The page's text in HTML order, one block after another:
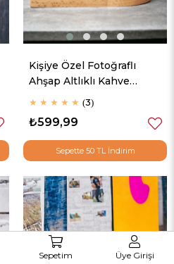
Kişiye Özel Fotoğraflı
Ahşap Altlıklı Kahve
Fincanı
★ ★ ★ ★ ★ 3
₺599,99
Sepette 50 TL İndirim
Sepetim Üye Girişi